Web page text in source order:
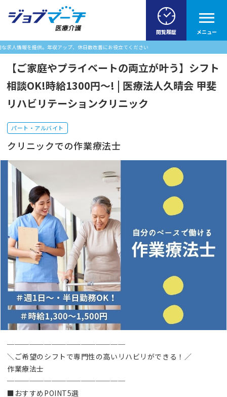
年収アップ、休日数改善にお役立てください
閲覧履歴 メニュー
【ご家庭やプライベートの両立が叶う】シフト
相談OK!時給1300円～! | 医療法人久晴会 甲斐
リハビリテーションクリニック
パート・アルバイト
クリニックでの作業療法士
────────────────
＼ご希望のシフトで専門性の高いリハビリができる！／
作業療法士
────────────────
■おすすめPOINT5選